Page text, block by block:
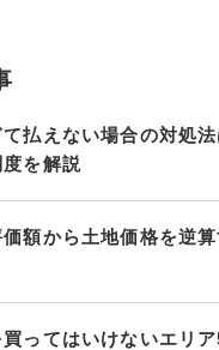
払えない場合の対処法
を解説
額から土地価格を逆
ってはいけないエリ